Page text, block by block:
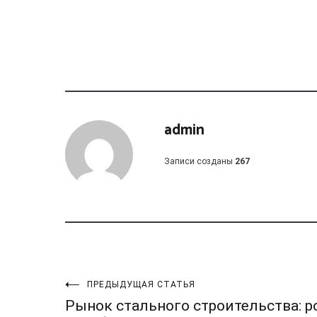
admin
Записи созданы 267
Навигация
ПРЕДЫДУЩАЯ СТАТЬЯ
Рынок стального строительства: